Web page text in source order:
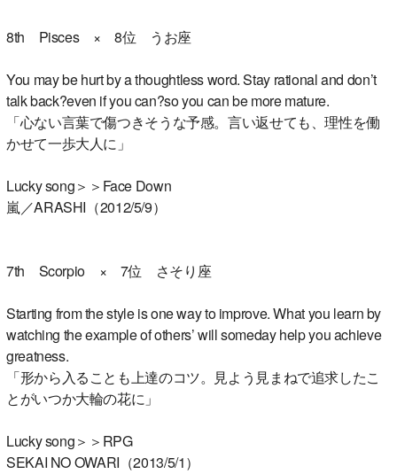
8th Pisces × 8位 うお座
You may be hurt by a thoughtless word. Stay rational and don’t
talk back?even if you can?so you can be more mature.
「心ない言葉で傷つきそうな予感。言い返せても、理性を働
かせて一歩大人に」
Lucky song＞＞Face Down
嵐／ARASHI（2012/5/9）
7th Scorpio × 7位 さそり座
Starting from the style is one way to improve. What you learn by
watching the example of others’ will someday help you achieve
greatness.
「形から入ることも上達のコツ。見よう見まねで追求したこ
とがいつか大輪の花に」
Lucky song＞＞RPG
SEKAI NO OWARI（2013/5/1）